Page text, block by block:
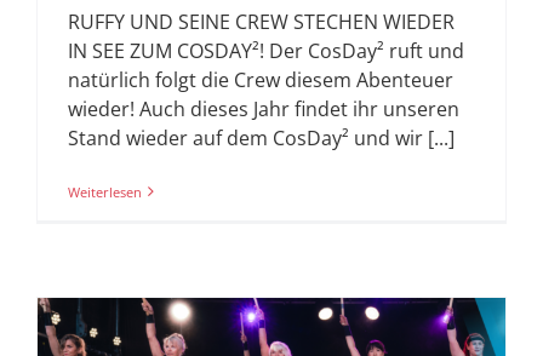
RUFFY UND SEINE CREW STECHEN WIEDER
IN SEE ZUM COSDAY²! Der CosDay² ruft und
natürlich folgt die Crew diesem Abenteuer
wieder! Auch dieses Jahr findet ihr unseren
Stand wieder auf dem CosDay² und wir [...]
Weiterlesen